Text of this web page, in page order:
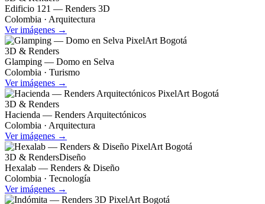
Edificio 121 — Renders 3D
Colombia · Arquitectura
Ver imágenes →
3D & Renders
Glamping — Domo en Selva
Colombia · Turismo
Ver imágenes →
3D & Renders
Hacienda — Renders Arquitectónicos
Colombia · Arquitectura
Ver imágenes →
3D & RendersDiseño
Hexalab — Renders & Diseño
Colombia · Tecnología
Ver imágenes →